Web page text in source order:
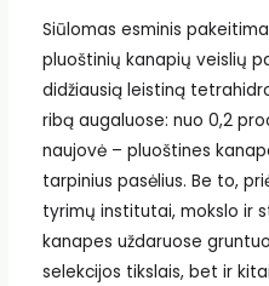
Siūlomas esminis
pluoštinių kanapių veislių
didžiausią leistiną
ribą augaluose: nuo 0,2
naujovė – pluoštines
tarpinius pasėlius. Be to,
tyrimų institutai, mokslo ir
kanapes uždaruose
selekcijos tikslais, bet ir